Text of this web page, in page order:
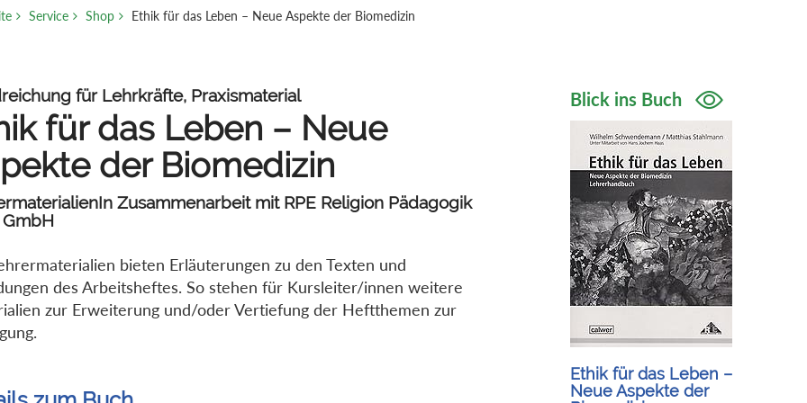
Service Shop Ethik für das Leben – Neue Aspekte der Biomedizin
für Lehrkräfte, Praxismaterial
für das Leben – Neue
der Biomedizin
Zusammenarbeit mit RPE Religion Pädagogik
bieten Erläuterungen zu den Texten und
des Arbeitsheftes. So stehen für Kursleiter/innen weitere
zur Erweiterung und/oder Vertiefung der Heftthemen zur
Blick ins Buch
Ethik für das Leben –
Neue Aspekte der